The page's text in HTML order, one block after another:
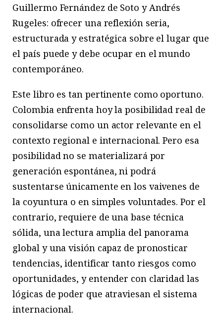
Guillermo Fernández de Soto y Andrés
Rugeles: ofrecer una reflexión seria,
estructurada y estratégica sobre el lugar que
el país puede y debe ocupar en el mundo
contemporáneo.
Este libro es tan pertinente como oportuno.
Colombia enfrenta hoy la posibilidad real de
consolidarse como un actor relevante en el
contexto regional e internacional. Pero esa
posibilidad no se materializará por
generación espontánea, ni podrá
sustentarse únicamente en los vaivenes de
la coyuntura o en simples voluntades. Por el
contrario, requiere de una base técnica
sólida, una lectura amplia del panorama
global y una visión capaz de pronosticar
tendencias, identificar tanto riesgos como
oportunidades, y entender con claridad las
lógicas de poder que atraviesan el sistema
internacional.